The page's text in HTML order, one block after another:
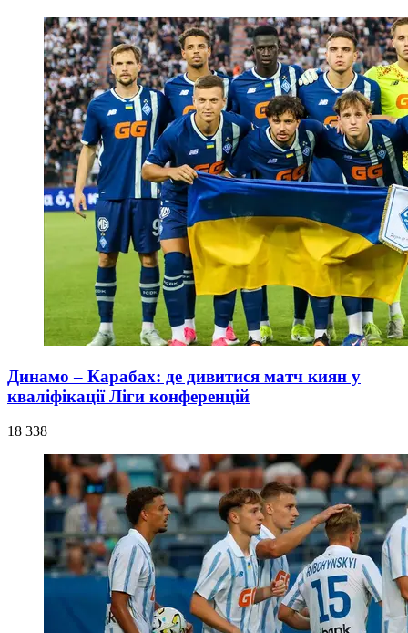
Динамо – Карабах: де дивитися матч киян у
кваліфікації Ліги конференцій
18 338